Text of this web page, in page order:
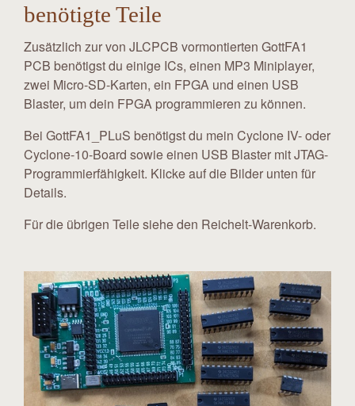
benötigte Teile
Zusätzlich zur von JLCPCB vormontierten GottFA1
PCB benötigst du einige ICs, einen MP3 Miniplayer,
zwei Micro-SD-Karten, ein FPGA und einen USB
Blaster, um dein FPGA programmieren zu können.
Bei GottFA1_PLuS benötigst du mein Cyclone IV- oder
Cyclone-10-Board sowie einen USB Blaster mit JTAG-
Programmierfähigkeit. Klicke auf die Bilder unten für
Details.
Für die übrigen Teile siehe den Reichelt-Warenkorb.